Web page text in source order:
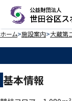
ホーム 施設案内 大蔵第
基本情報